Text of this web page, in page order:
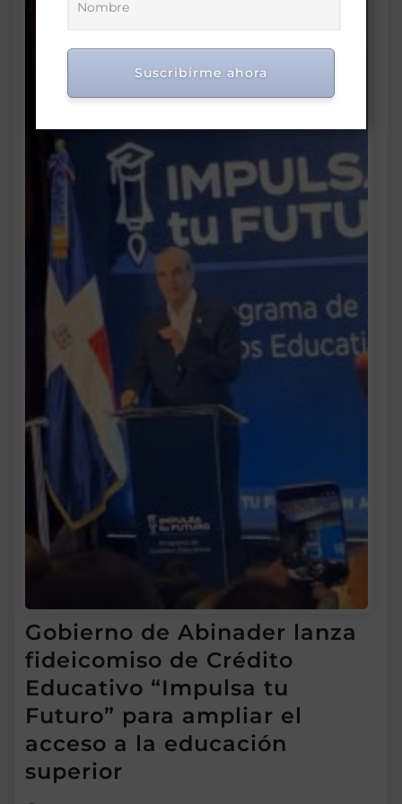
Gobierno de Abinader lanza
fideicomiso de Crédito
Educativo “Impulsa tu
Futuro” para ampliar el
acceso a la educación
superior
Suscribirme ahora